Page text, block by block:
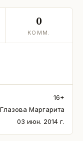
0
КОММ.
16+
Глазова Маргарита
03 июн. 2014 г.